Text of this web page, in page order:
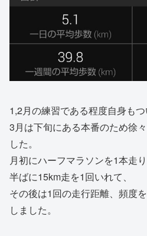
1,2月の練習である程度自身も
3月は下旬にある本番のため徐
した。
月初にハーフマラソンを1本走り
半ばに15km走を1回いれて、
その後は1回の走行距離、頻度
しました。